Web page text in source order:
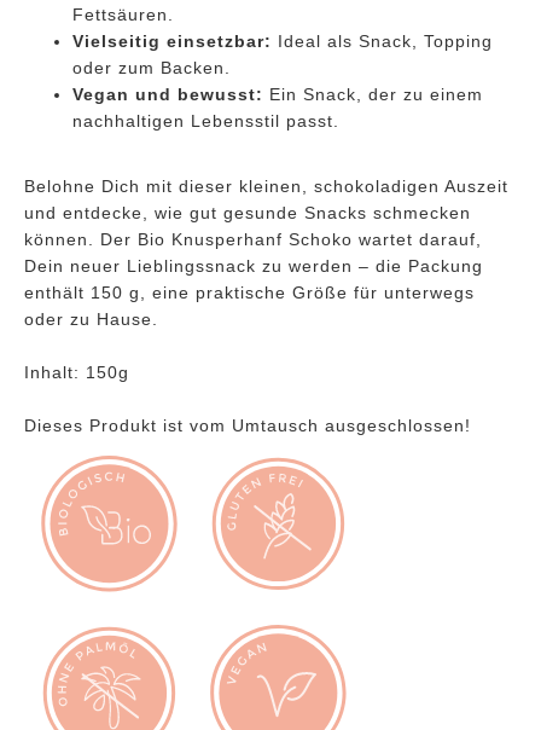
Fettsäuren.
Vielseitig einsetzbar: Ideal als Snack, Topping
oder zum Backen.
Vegan und bewusst: Ein Snack, der zu einem
nachhaltigen Lebensstil passt.
Belohne Dich mit dieser kleinen, schokoladigen Auszeit
und entdecke, wie gut gesunde Snacks schmecken
können. Der Bio Knusperhanf Schoko wartet darauf,
Dein neuer Lieblingssnack zu werden – die Packung
enthält 150 g, eine praktische Größe für unterwegs
oder zu Hause.
Inhalt: 150g
Dieses Produkt ist vom Umtausch ausgeschlossen!